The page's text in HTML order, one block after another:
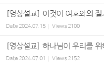
[영상설교] 이것이 여호와의 절
Date2024.07.15 Views2100
[영상설교] 하나님이 우리를 위
Date2024.07.01 Views2152